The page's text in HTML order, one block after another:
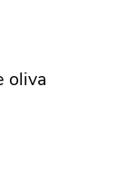
oliva